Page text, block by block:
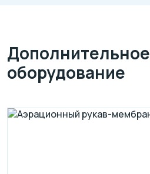
Дополнительное
оборудование